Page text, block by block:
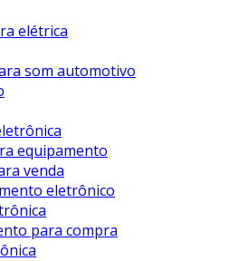
elétrica
som automotivo
equipamento
venda
eletrônico
para compra